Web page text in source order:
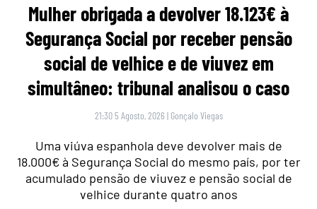
Mulher obrigada a devolver 18.123€ à
Segurança Social por receber pensão
social de velhice e de viuvez em
simultâneo: tribunal analisou o caso
21:30 5 Agosto, 2026 | Gonçalo Viegas
Uma viúva espanhola deve devolver mais de
18.000€ à Segurança Social do mesmo país, por ter
acumulado pensão de viuvez e pensão social de
velhice durante quatro anos